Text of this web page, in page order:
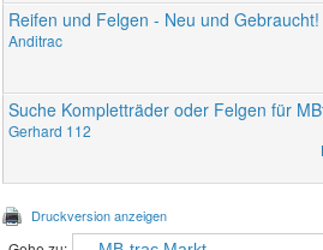
Reifen und Felgen - Neu und Gebraucht!
Anditrac
Suche Kompletträder oder Felgen für
Gerhard 112
Druckversion anzeigen